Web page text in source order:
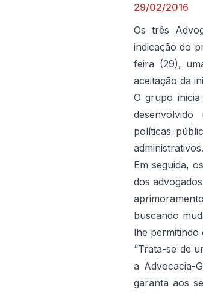
29/02/2016
Os três
indicação do
feira (29),
aceitação da
O grupo
políticas
administrativos.
Em seguida,
dos
buscando
lhe permitindo
“Trata-se de
a Advocacia-
garanta aos